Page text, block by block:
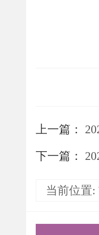
上一篇：
下一篇：
当前位置: